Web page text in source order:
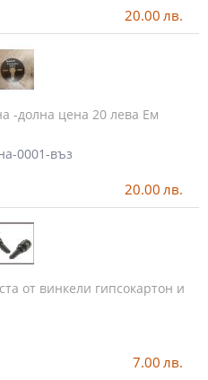
20.00 лв.
-долна цена 20 лева Ем
0001-въз
20.00 лв.
от винкели гипсокартон и
7.00 лв.